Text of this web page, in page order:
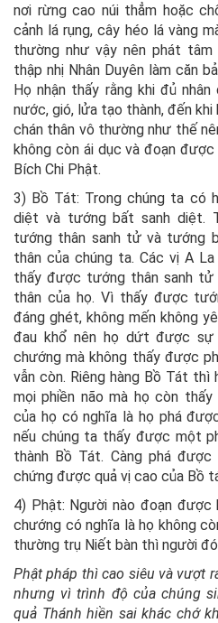
nơi rừng cao núi thẳm hoặc
cảnh lá rụng, cây héo lá vàng
thường như vậy nên phát
thập nhị Nhân Duyên làm căn
Họ nhận thấy rằng khi đủ
nước, gió, lửa tạo thành, đến
chán thân vô thường như thế
không còn ái dục và đoạn
Bích Chi Phật.
3) Bồ Tát: Trong chúng ta có
diệt và tướng bất sanh diệt.
tướng thân sanh tử và tướng
thân của chúng ta. Các vị A
thấy được tướng thân sanh tử
thân của họ. Vì thấy được
đáng ghét, không mến không
đau khổ nên họ dứt được
chướng mà không thấy được
vẫn còn. Riêng hàng Bồ Tát thì
mọi phiền não mà họ còn
của họ có nghĩa là họ phá
nếu chúng ta thấy được một
thành Bồ Tát. Càng phá
chứng được quả vị cao của Bồ
4) Phật: Người nào đoạn
chướng có nghĩa là họ không
thường trụ Niết bàn thì người
Phật pháp thì cao siêu và vượt
nhưng vì trình độ của chúng
quả Thánh hiền sai khác chớ